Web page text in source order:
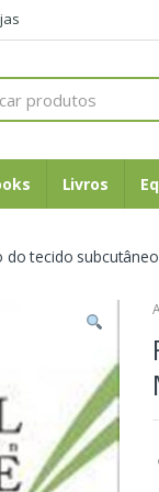
Livros
do tecido